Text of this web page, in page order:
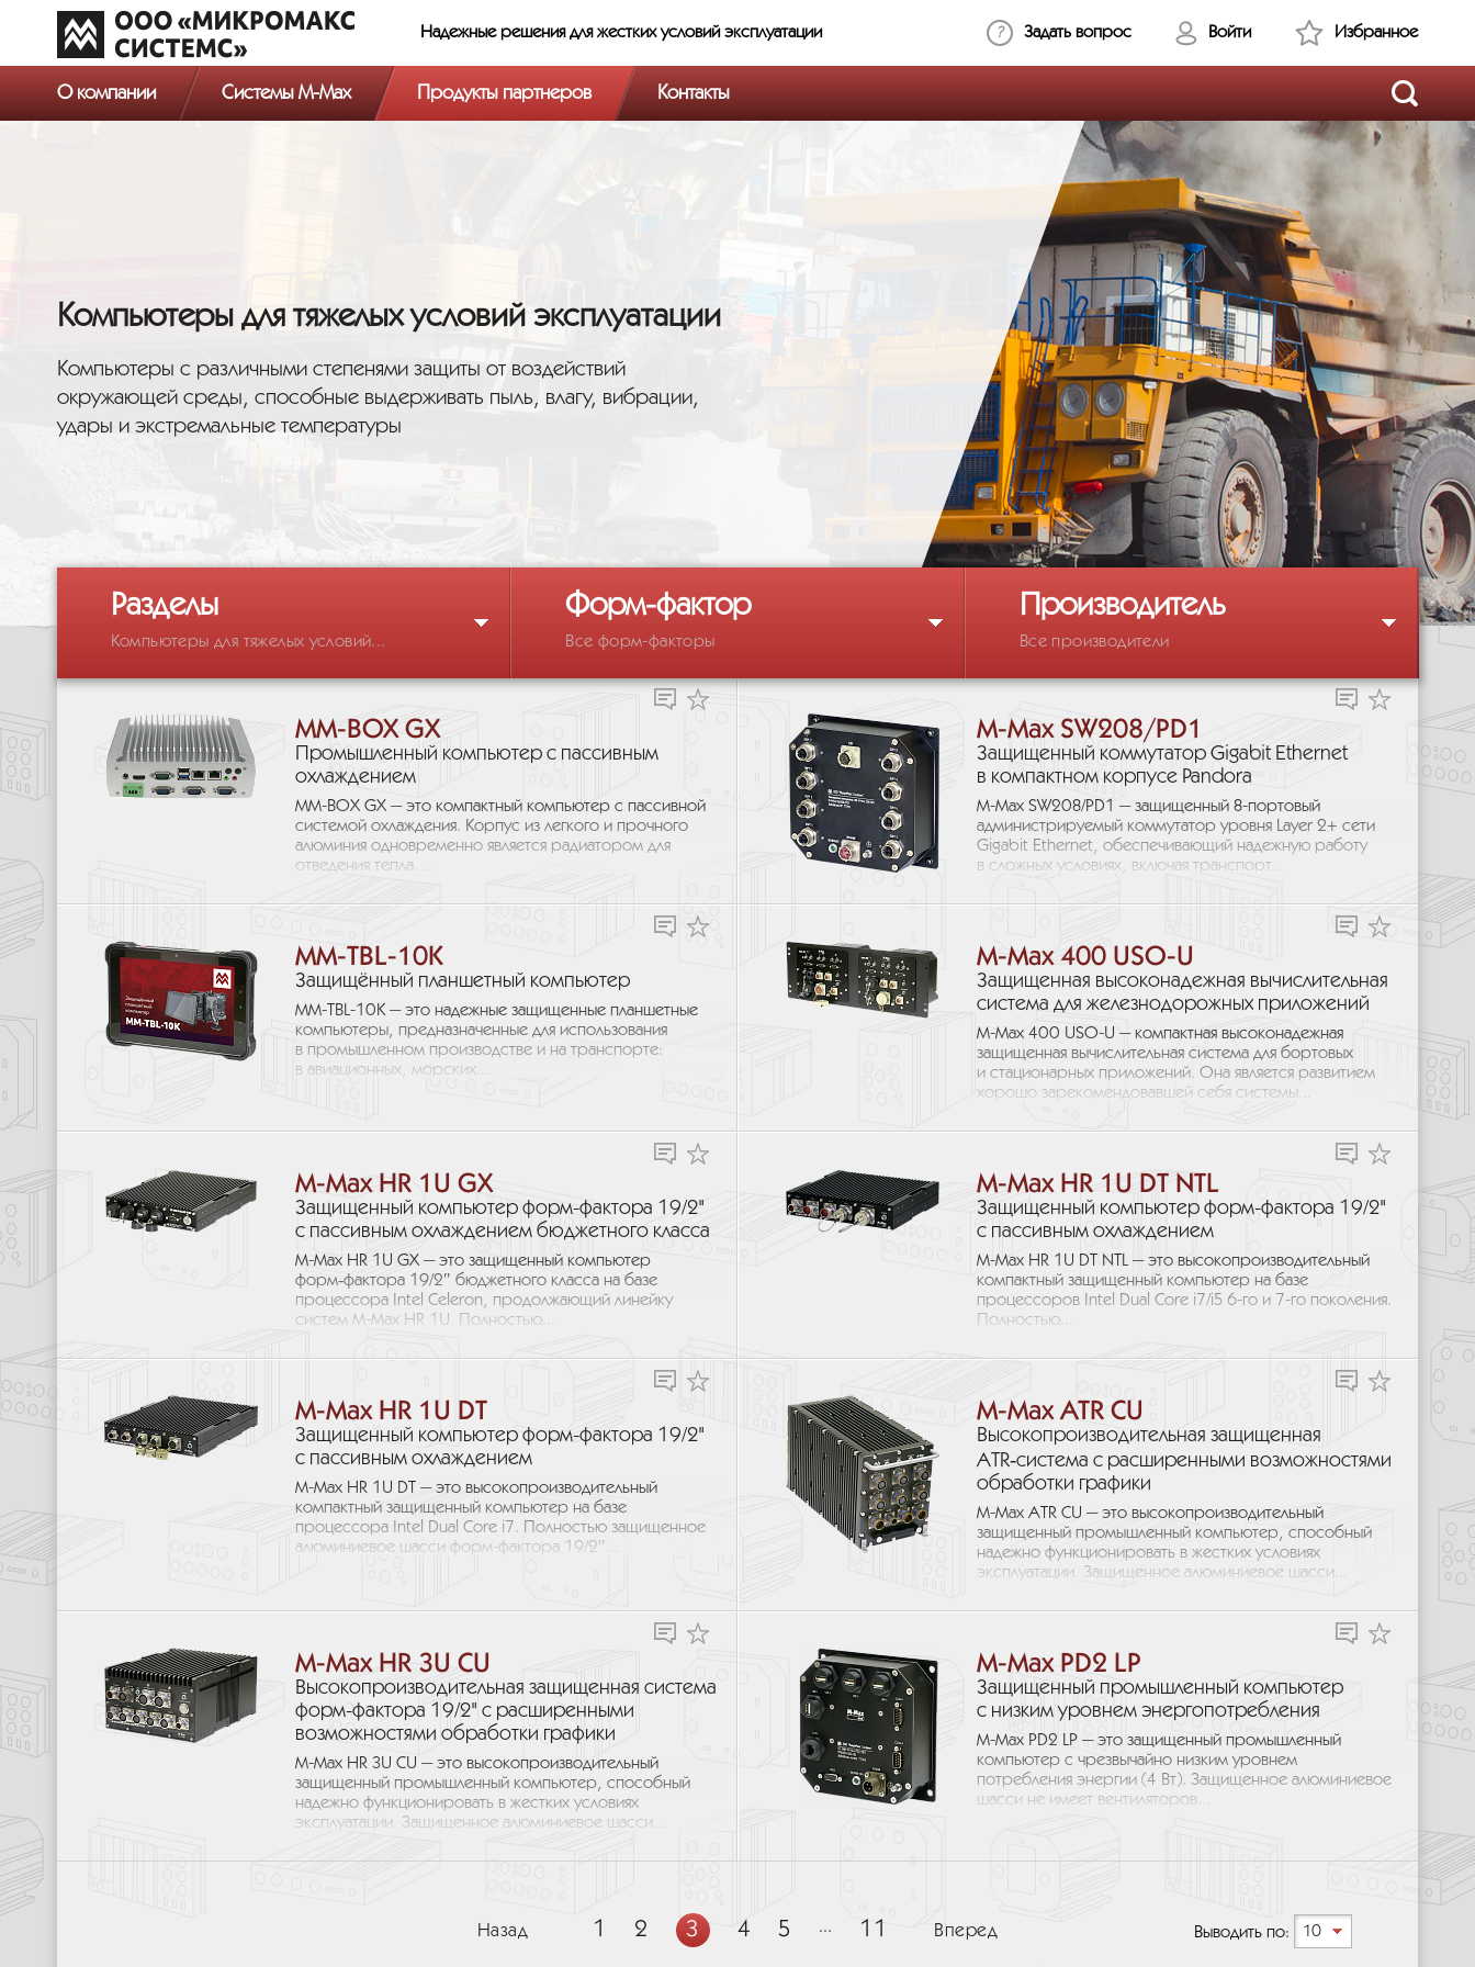
Надежные решения для жестких условий эксплуатации Задать вопрос Войти Избранное
О компании Системы M-Max Продукты партнеров Контакты
Компьютеры для тяжелых условий эксплуатации
Компьютеры с различными степенями защиты от воздействий
окружающей среды, способные выдерживать пыль, влагу, вибрации,
удары и экстремальные температуры
Разделы
Компьютеры для тяжелых условий...
Форм-фактор
Все форм-факторы
Производитель
Все производители
MM-BOX GX
Промышленный компьютер с пассивным
охлаждением
MM-BOX GX — это компактный компьютер с пассивной
системой охлаждения. Корпус из легкого и прочного
алюминия одновременно является радиатором для
отведения тепла. ...
M-Max SW208/PD1
Защищенный коммутатор Gigabit Ethernet
в компактном корпусе Pandora
M-Max SW208/PD1 — защищенный 8-портовый
администрируемый коммутатор уровня Layer 2+ сети
Gigabit Ethernet, обеспечивающий надежную работу
в сложных условиях, включая транспорт...
MM-TBL-10K
Защищённый планшетный компьютер
MM-TBL-10K — это надежные защищенные планшетные
компьютеры, предназначенные для использования
в промышленном производстве и на транспорте:
в авиационных, морских...
M-Max 400 USO-U
Защищенная высоконадежная вычислительная
система для железнодорожных приложений
M-Max 400 USO-U — компактная высоконадежная
защищенная вычислительная система для бортовых
и стационарных приложений. Она является развитием
хорошо зарекомендовавшей себя системы...
M-Max HR 1U GX
Защищенный компьютер форм-фактора 19/2"
с пассивным охлаждением бюджетного класса
M-Max HR 1U GX — это защищенный компьютер
форм‑фактора 19/2″ бюджетного класса на базе
процессора Intel Celeron, продолжающий линейку
систем M-Max HR 1U. Полностью...
M-Max HR 1U DT NTL
Защищенный компьютер форм-фактора 19/2"
с пассивным охлаждением
M-Max HR 1U DT NTL — это высокопроизводительный
компактный защищенный компьютер на базе
процессоров Intel Dual Core i7/i5 6-го и 7-го поколения.
Полностью...
M-Max HR 1U DT
Защищенный компьютер форм-фактора 19/2"
с пассивным охлаждением
M-Max HR 1U DT — это высокопроизводительный
компактный защищенный компьютер на базе
процессора Intel Dual Core i7. Полностью защищенное
алюминиевое шасси форм-фактора 19/2″...
M-Max ATR CU
Высокопроизводительная защищенная
ATR‑система с расширенными возможностями
обработки графики
M-Max ATR CU — это высокопроизводительный
защищенный промышленный компьютер, способный
надежно функционировать в жестких условиях
эксплуатации. Защищенное алюминиевое шасси...
M-Max HR 3U CU
Высокопроизводительная защищенная система
форм-фактора 19/2" с расширенными
возможностями обработки графики
M-Max HR 3U CU — это высокопроизводительный
защищенный промышленный компьютер, способный
надежно функционировать в жестких условиях
эксплуатации. Защищенное алюминиевое шасси...
M-Max PD2 LP
Защищенный промышленный компьютер
с низким уровнем энергопотребления
M-Max PD2 LP — это защищенный промышленный
компьютер с чрезвычайно низким уровнем
потребления энергии (4 Вт). Защищенное алюминиевое
шасси не имеет вентиляторов...
Назад 1 2 3 4 5 ... 11 Вперед Выводить по: 10